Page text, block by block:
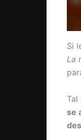
Si
La
Tal
se